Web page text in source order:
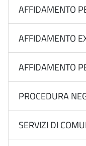
AFFIDAMENTO
AFFIDAMENTO
AFFIDAMENTO
PROCEDURA
SERVIZI DI